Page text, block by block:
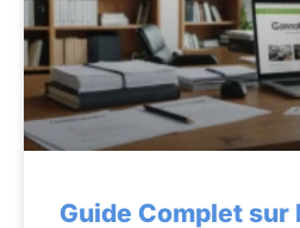
Guide Complet sur